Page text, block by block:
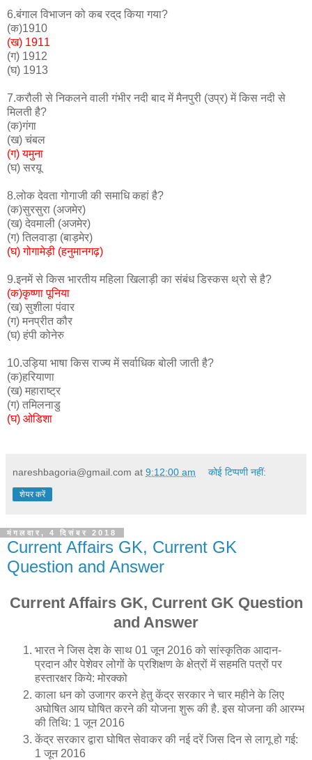
6.बंगाल विभाजन को कब रद्‌द किया गया?
(क)1910
(ख) 1911
(ग) 1912
(घ) 1913
7.करौली से निकलने वाली गंभीर नदी बाद में मैनपुरी (उप्र) में किस नदी से
मिलती है?
(क)गंगा
(ख) चंबल
(ग) यमुना
(घ) सरयू
8.लोक देवता गोगाजी की समाधि कहां है?
(क)सुरसुरा (अजमेर)
(ख) देवमाली (अजमेर)
(ग) तिलवाड़ा (बाड़मेर)
(घ) गोगामेड़ी (हनुमानगढ़)
9.इनमें से किस भारतीय महिला खिलाड़ी का संबंध डिस्कस थ्रो से है?
(क)कृष्णा पूनिया
(ख) सुशीला पंवार
(ग) मनप्रीत कौर
(घ) हंपी कोनेरु
10.उड़िया भाषा किस राज्य में सर्वाधिक बोली जाती है?
(क)हरियाणा
(ख) महाराष्ट्र
(ग) तमिलनाडु
(घ) ओडिशा
nareshbagoria@gmail.com at 9:12:00 am कोई टिप्पणी नहीं:
शेयर करें
मंगलवार, 4 दिसंबर 2018
Current Affairs GK, Current GK
Question and Answer
Current Affairs GK, Current GK Question
and Answer
भारत ने जिस देश के साथ 01 जून 2016 को सांस्कृतिक आदान-
प्रदान और पेशेवर लोगों के प्रशिक्षण के क्षेत्रों में सहमति पत्रों पर
हस्तारक्षर किये: मोरक्को
काला धन को उजागर करने हेतु केंद्र सरकार ने चार महीने के लिए
अघोषित आय घोषित करने की योजना शुरू की है. इस योजना की आरम्भ
की तिथि: 1 जून 2016
केंद्र सरकार द्वारा घोषित सेवाकर की नई दरें जिस दिन से लागू हो गई:
1 जून 2016